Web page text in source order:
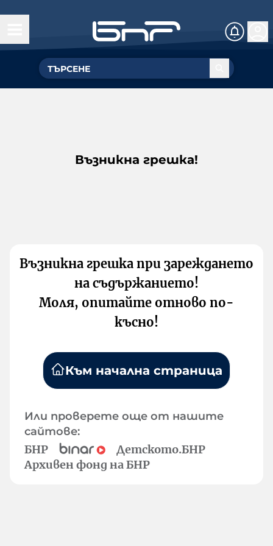
Възникна грешка!
Възникна грешка при зареждането
на съдържанието!
Моля, опитайте отново по-
късно!
Към начална страница
Или проверете още от нашите
сайтове:
БНР
Детското.БНР
Архивен фонд на БНР